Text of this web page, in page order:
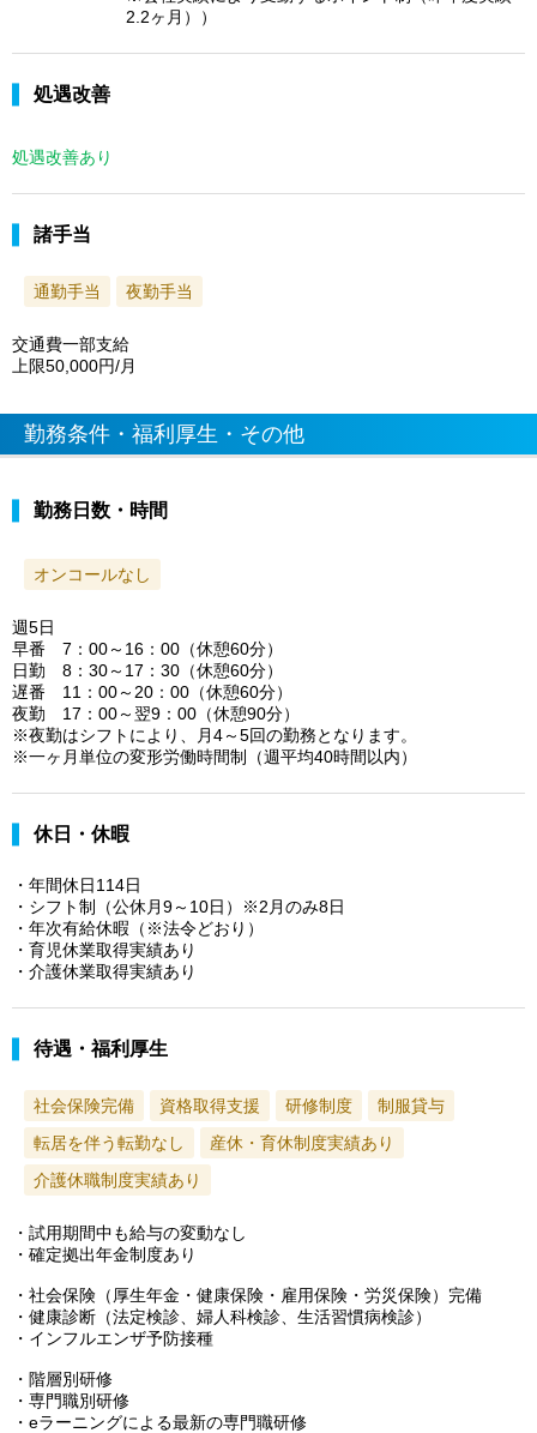
2.2ヶ月））
処遇改善
処遇改善あり
諸手当
通勤手当 夜勤手当
交通費一部支給
上限50,000円/月
勤務条件・福利厚生・その他
勤務日数・時間
オンコールなし
週5日
早番 7：00～16：00（休憩60分）
日勤 8：30～17：30（休憩60分）
遅番 11：00～20：00（休憩60分）
夜勤 17：00～翌9：00（休憩90分）
※夜勤はシフトにより、月4～5回の勤務となります。
※一ヶ月単位の変形労働時間制（週平均40時間以内）
休日・休暇
・年間休日114日
・シフト制（公休月9～10日）※2月のみ8日
・年次有給休暇（※法令どおり）
・育児休業取得実績あり
・介護休業取得実績あり
待遇・福利厚生
社会保険完備 資格取得支援 研修制度
制服貸与
転居を伴う転勤なし
産休・育休制度実績あり
介護休職制度実績あり
・試用期間中も給与の変動なし
・確定拠出年金制度あり
・社会保険（厚生年金・健康保険・雇用保険・労災保険）完備
・健康診断（法定検診、婦人科検診、生活習慣病検診）
・インフルエンザ予防接種
・階層別研修
・専門職別研修
・eラーニングによる最新の専門職研修